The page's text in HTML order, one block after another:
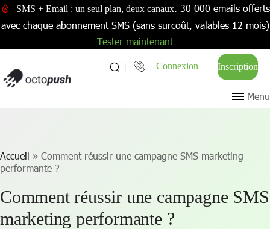
SMS + Email : un seul plan, deux canaux. 30 000 emails offerts
avec chaque abonnement SMS (sans surcoût, valables 12 mois)
Tester maintenant
Connexion Inscription
Menu
Accueil » Comment réussir une campagne SMS marketing
performante ?
Comment réussir une campagne SMS
marketing performante ?